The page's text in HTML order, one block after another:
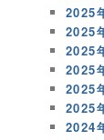
2025
2025
2025
2025
2025
2025
2024